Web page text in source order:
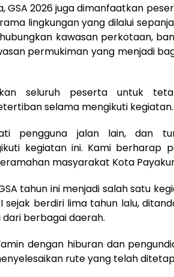
GSA 2026 juga dimanfaatkan
lingkungan yang dilalui
kawasan perkotaan,
permukiman yang menjadi
seluruh peserta untuk
selama mengikuti kegiatan.
pengguna jalan lain, dan
kegiatan ini. Kami berharap
masyarakat Kota
tahun ini menjadi salah satu
sejak berdiri lima tahun lalu,
berbagai daerah.
dengan hiburan dan
rute yang telah